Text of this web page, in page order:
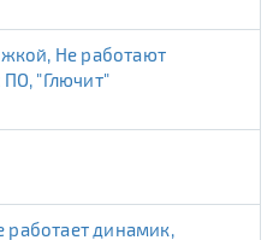
Не работают
"Глючит"
работает динамик,